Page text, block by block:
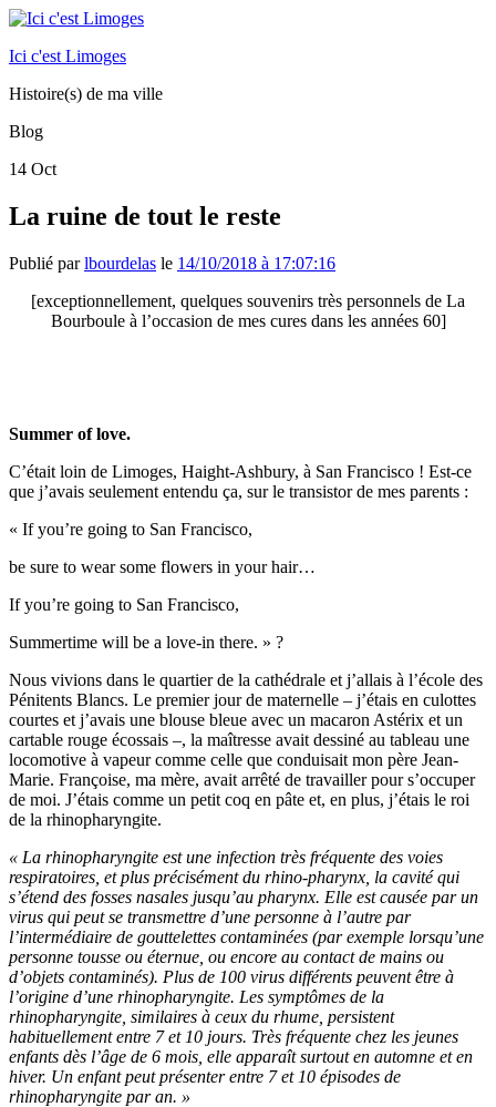
Ici c'est Limoges
Histoire(s) de ma ville
Blog
14 Oct
La ruine de tout le reste
Publié parlbourdelas le 14/10/2018 à 17:07:16
[exceptionnellement, quelques souvenirs très personnels de La
Bourboule à l’occasion de mes cures dans les années 60]
Summer of love.
C’était loin de Limoges, Haight-Ashbury, à San Francisco ! Est-ce
que j’avais seulement entendu ça, sur le transistor de mes parents :
« If you’re going to San Francisco,
be sure to wear some flowers in your hair…
If you’re going to San Francisco,
Summertime will be a love-in there. » ?
Nous vivions dans le quartier de la cathédrale et j’allais à l’école des
Pénitents Blancs. Le premier jour de maternelle – j’étais en culottes
courtes et j’avais une blouse bleue avec un macaron Astérix et un
cartable rouge écossais –, la maîtresse avait dessiné au tableau une
locomotive à vapeur comme celle que conduisait mon père Jean-
Marie. Françoise, ma mère, avait arrêté de travailler pour s’occuper
de moi. J’étais comme un petit coq en pâte et, en plus, j’étais le roi
de la rhinopharyngite.
« La rhinopharyngite est une infection très fréquente des voies
respiratoires, et plus précisément du rhino-pharynx, la cavité qui
s’étend des fosses nasales jusqu’au pharynx. Elle est causée par un
virus qui peut se transmettre d’une personne à l’autre par
l’intermédiaire de gouttelettes contaminées (par exemple lorsqu’une
personne tousse ou éternue, ou encore au contact de mains ou
d’objets contaminés). Plus de 100 virus différents peuvent être à
l’origine d’une rhinopharyngite. Les symptômes de la
rhinopharyngite, similaires à ceux du rhume, persistent
habituellement entre 7 et 10 jours. Très fréquente chez les jeunes
enfants dès l’âge de 6 mois, elle apparaît surtout en automne et en
hiver. Un enfant peut présenter entre 7 et 10 épisodes de
rhinopharyngite par an. »